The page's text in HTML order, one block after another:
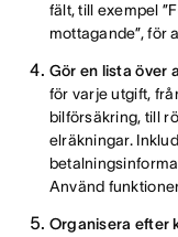
fält, till exempel
mottagande”, för
Gör en lista över
för varje utgift,
bilförsäkring, till
elräkningar.
Använd
Organisera efter